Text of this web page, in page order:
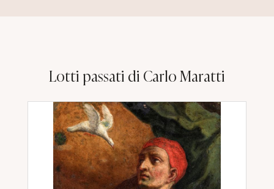
Lotti passati di Carlo Maratti